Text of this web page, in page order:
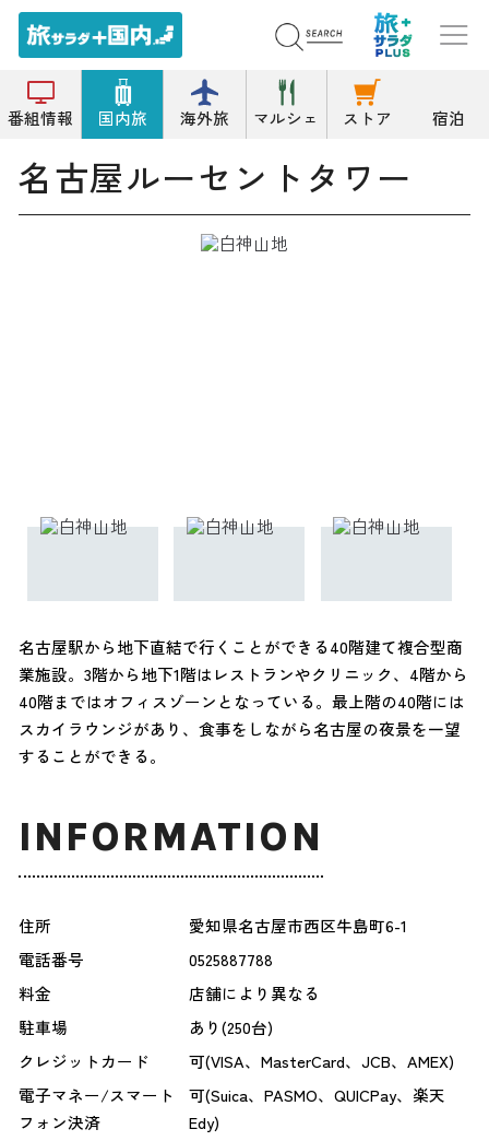
番組情報 国内旅 海外旅 マルシェ ストア 宿泊
トップ 複合施設/商業施設 名古屋ルーセントタワー
名古屋ルーセントタワー
名古屋駅から地下直結で行くことができる40階建て複合型商
業施設。3階から地下1階はレストランやクリニック、4階から
40階まではオフィスゾーンとなっている。最上階の40階には
スカイラウンジがあり、食事をしながら名古屋の夜景を一望
することができる。
INFORMATION
住所
愛知県名古屋市西区牛島町6-1
電話番号
0525887788
料金
店舗により異なる
駐車場
あり(250台)
クレジットカード
可(VISA、MasterCard、JCB、AMEX)
電子マネー/スマート
フォン決済
可(Suica、PASMO、QUICPay、楽天
Edy)